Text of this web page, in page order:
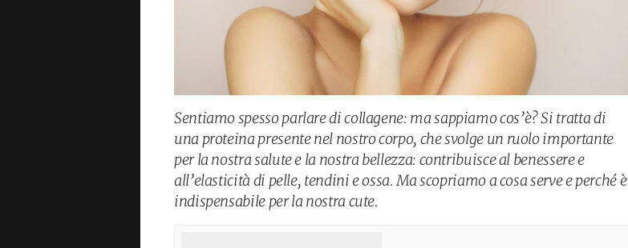
Sentiamo spesso parlare di collagene: ma sappiamo cos’è? Si tratta di
una proteina presente nel nostro corpo, che svolge un ruolo importante
per la nostra salute e la nostra bellezza: contribuisce al benessere e
all’elasticità di pelle, tendini e ossa. Ma scopriamo a cosa serve e perché è
indispensabile per la nostra cute.